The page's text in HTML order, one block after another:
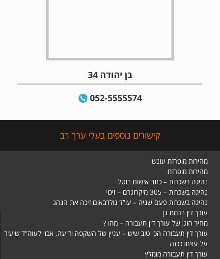
בן יהודה 34
052-5555574
קישורים נוספים בעלי ערך רב
מהירות מופרזת עונש
מהירות מופרזת
נהיגה בשכרות – כתב אישום בוטל
נהיגה בשכרות – 305 מיקרוגרם – זיכוי
נהיגה בשכרות פעם שניה – עו”ד גולדבאום זיכה את הנהג
עורך דין ברמת גן
מחיר הוגן של עורך דין תעבורה – מהו ?
עורך דין תעבורה הכי טוב שיש – עניין של השקפה ודיעה. אבוי לעוה”ד שיעיד
על עצמו ככזה
עורך דין תעבורה מומלץ